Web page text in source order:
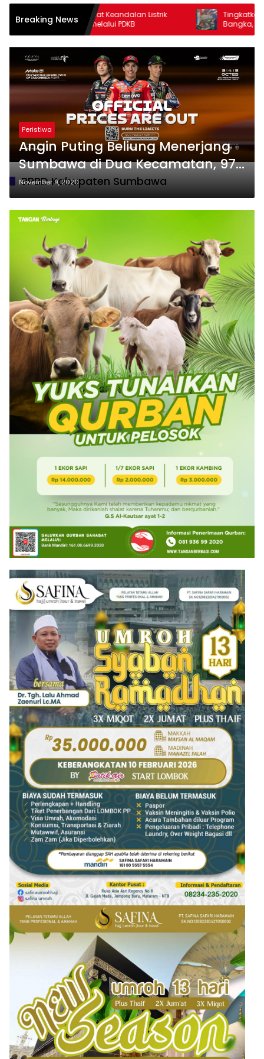
Breaking News
NTB Perkuat Keandalan Listrik
melalui PDKB
Tingkatkan Keandalan
Bangka, PLN UPK Bangka
Lakukan Hal Berikut
BPBD Kabupaten Sumbawa
Peristiwa
Angin Puting Beliung Menerjang
Sumbawa di Dua Kecamatan, 97
Rumah Roboh, 1 Kantor Desa dan
1 Sekolah SMA
November 9, 2020